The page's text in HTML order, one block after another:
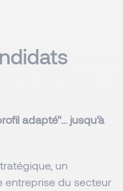
adapté"… jusqu’à
un
entreprise du secteur